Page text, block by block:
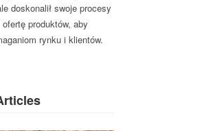
doskonalił swoje procesy
produktów, aby
rynku i klientów.